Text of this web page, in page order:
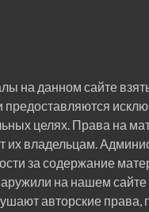
на данном сайте
предоставляются
целях. Права на
их владельцам.
за содержание
на нашем сайте
авторские